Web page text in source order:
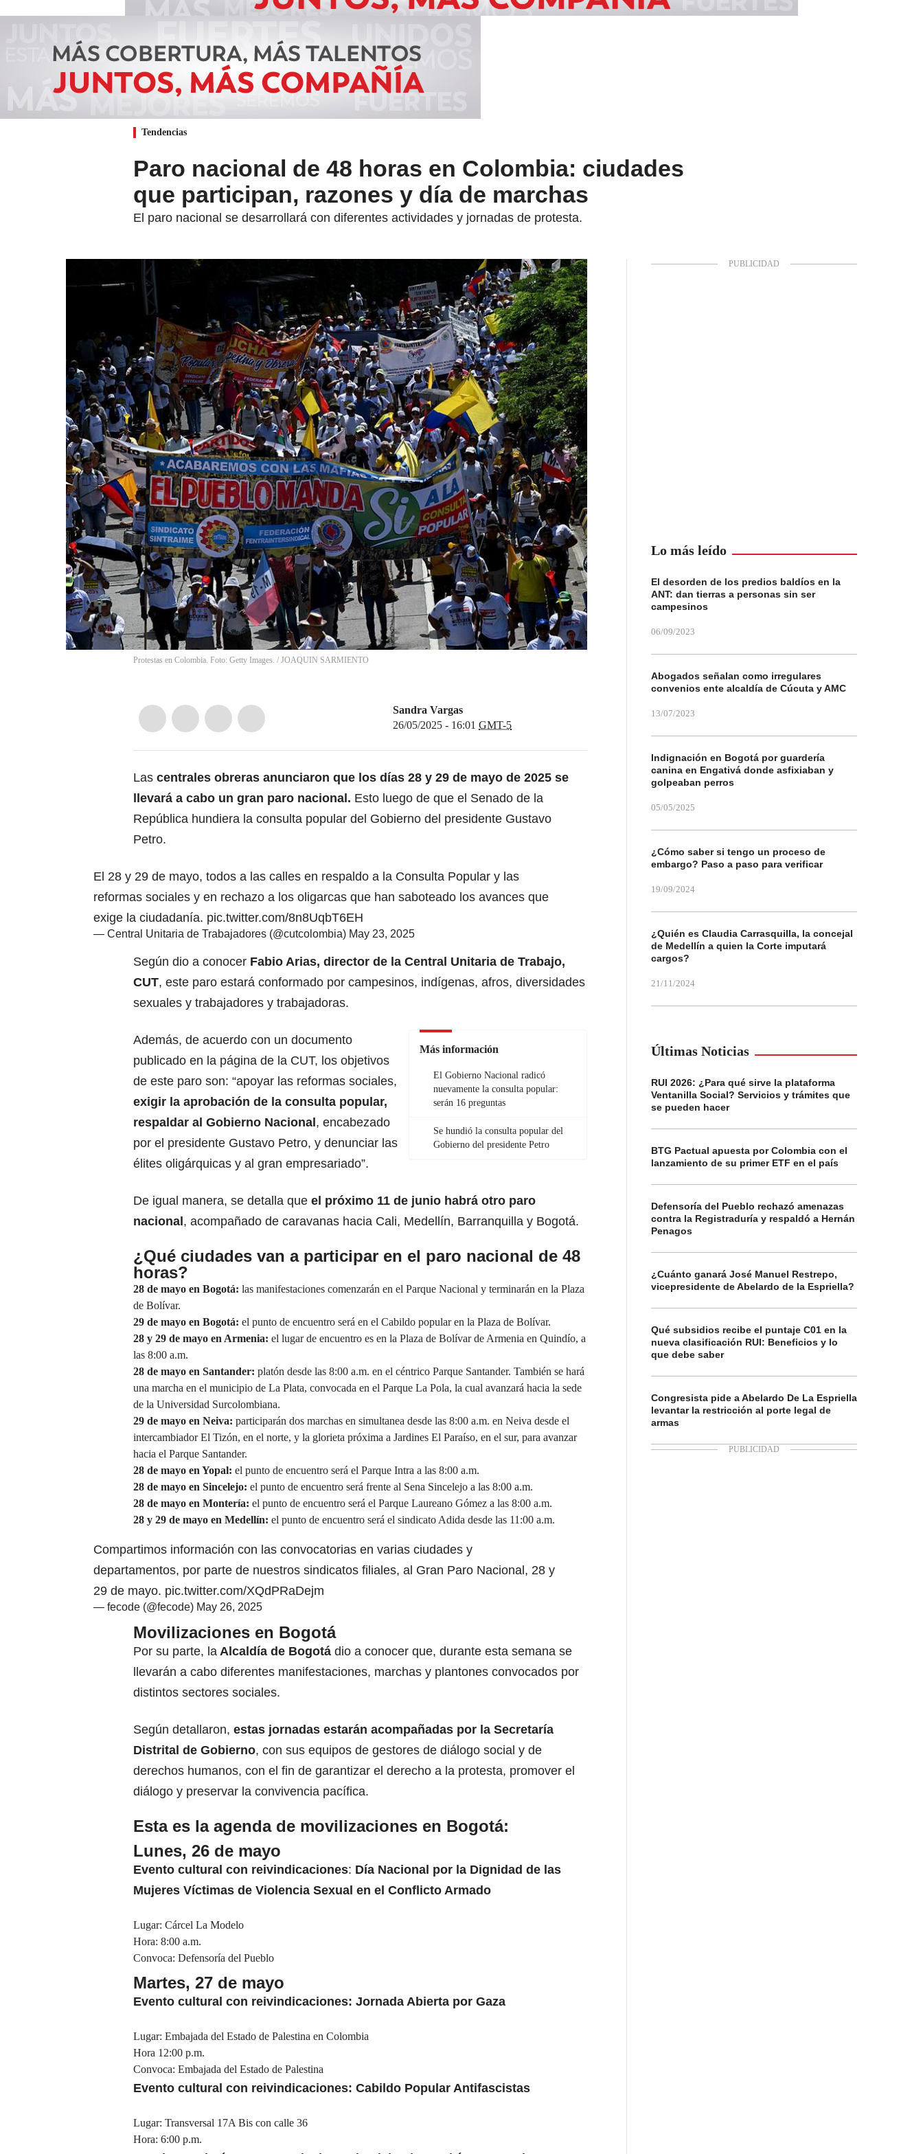
Tendencias
Paro nacional de 48 horas en Colombia: ciudades
que participan, razones y día de marchas
El paro nacional se desarrollará con diferentes actividades y jornadas de protesta.
Protestas en Colombia. Foto: Getty Images. / JOAQUIN SARMIENTO
Sandra Vargas
26/05/2025 - 16:01 GMT-5
Las centrales obreras anunciaron que los días 28 y 29 de mayo de 2025 se
llevará a cabo un gran paro nacional . Esto luego de que el Senado de la
República hundiera la consulta popular del Gobierno del presidente Gustavo
Petro.
El 28 y 29 de mayo, todos a las calles en respaldo a la Consulta Popular y las
reformas sociales y en rechazo a los oligarcas que han saboteado los avances que
exige la ciudadanía. pic.twitter.com/8n8UqbT6EH
— Central Unitaria de Trabajadores (@cutcolombia) May 23, 2025
Según dio a conocer Fabio Arias, director de la Central Unitaria de Trabajo,
CUT, este paro estará conformado por campesinos, indígenas, afros, diversidades
sexuales y trabajadores y trabajadoras.
Más información
El Gobierno Nacional radicó
nuevamente la consulta popular:
serán 16 preguntas
Se hundió la consulta popular del
Gobierno del presidente Petro
Además, de acuerdo con un documento
publicado en la página de la CUT, los objetivos
de este paro son: “apoyar las reformas sociales,
exigir la aprobación de la consulta popular,
respaldar al Gobierno Nacional , encabezado
por el presidente Gustavo Petro, y denunciar las
élites oligárquicas y al gran empresariado”.
De igual manera, se detalla que el próximo 11 de junio habrá otro paro
nacional , acompañado de caravanas hacia Cali, Medellín, Barranquilla y Bogotá.
¿Qué ciudades van a participar en el paro nacional de 48
horas?
28 de mayo en Bogotá: las manifestaciones comenzarán en el Parque Nacional y terminarán en la Plaza
de Bolívar.
29 de mayo en Bogotá: el punto de encuentro será en el Cabildo popular en la Plaza de Bolívar.
28 y 29 de mayo en Armenia: el lugar de encuentro es en la Plaza de Bolívar de Armenia en Quindío, a
las 8:00 a.m.
28 de mayo en Santander: platón desde las 8:00 a.m. en el céntrico Parque Santander. También se hará
una marcha en el municipio de La Plata, convocada en el Parque La Pola, la cual avanzará hacia la sede
de la Universidad Surcolombiana.
29 de mayo en Neiva: participarán dos marchas en simultanea desde las 8:00 a.m. en Neiva desde el
intercambiador El Tizón, en el norte, y la glorieta próxima a Jardines El Paraíso, en el sur, para avanzar
hacia el Parque Santander.
28 de mayo en Yopal: el punto de encuentro será el Parque Intra a las 8:00 a.m.
28 de mayo en Sincelejo: el punto de encuentro será frente al Sena Sincelejo a las 8:00 a.m.
28 de mayo en Montería: el punto de encuentro será el Parque Laureano Gómez a las 8:00 a.m.
28 y 29 de mayo en Medellín: el punto de encuentro será el sindicato Adida desde las 11:00 a.m.
Compartimos información con las convocatorias en varias ciudades y
departamentos, por parte de nuestros sindicatos filiales, al Gran Paro Nacional, 28 y
29 de mayo. pic.twitter.com/XQdPRaDejm
— fecode (@fecode) May 26, 2025
Movilizaciones en Bogotá
Por su parte, la Alcaldía de Bogotá dio a conocer que, durante esta semana se
llevarán a cabo diferentes manifestaciones, marchas y plantones convocados por
distintos sectores sociales.
Según detallaron, estas jornadas estarán acompañadas por la Secretaría
Distrital de Gobierno, con sus equipos de gestores de diálogo social y de
derechos humanos, con el fin de garantizar el derecho a la protesta, promover el
diálogo y preservar la convivencia pacífica.
Esta es la agenda de movilizaciones en Bogotá:
Lunes, 26 de mayo
Evento cultural con reivindicaciones: Día Nacional por la Dignidad de las
Mujeres Víctimas de Violencia Sexual en el Conflicto Armado
Lugar: Cárcel La Modelo
Hora: 8:00 a.m.
Convoca: Defensoría del Pueblo
Martes, 27 de mayo
Evento cultural con reivindicaciones: Jornada Abierta por Gaza
Lugar: Embajada del Estado de Palestina en Colombia
Hora 12:00 p.m.
Convoca: Embajada del Estado de Palestina
Evento cultural con reivindicaciones: Cabildo Popular Antifascistas
Lugar: Transversal 17A Bis con calle 36
Hora: 6:00 p.m.
Lo más leído
El desorden de los predios baldíos en la
ANT: dan tierras a personas sin ser
campesinos
06/09/2023
Abogados señalan como irregulares
convenios ente alcaldía de Cúcuta y AMC
13/07/2023
Indignación en Bogotá por guardería
canina en Engativá donde asfixiaban y
golpeaban perros
05/05/2025
¿Cómo saber si tengo un proceso de
embargo? Paso a paso para verificar
19/09/2024
¿Quién es Claudia Carrasquilla, la concejal
de Medellín a quien la Corte imputará
cargos?
21/11/2024
Últimas Noticias
RUI 2026: ¿Para qué sirve la plataforma
Ventanilla Social? Servicios y trámites que
se pueden hacer
BTG Pactual apuesta por Colombia con el
lanzamiento de su primer ETF en el país
Defensoría del Pueblo rechazó amenazas
contra la Registraduría y respaldó a Hernán
Penagos
¿Cuánto ganará José Manuel Restrepo,
vicepresidente de Abelardo de la Espriella?
Qué subsidios recibe el puntaje C01 en la
nueva clasificación RUI: Beneficios y lo
que debe saber
Congresista pide a Abelardo De La Espriella
levantar la restricción al porte legal de
armas